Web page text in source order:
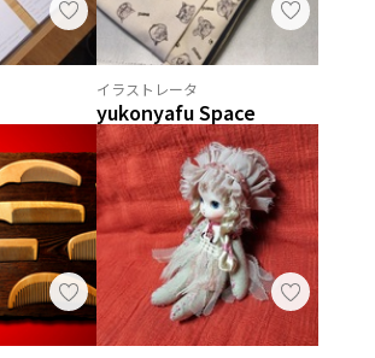
イラストレータ
yukonyafu Space